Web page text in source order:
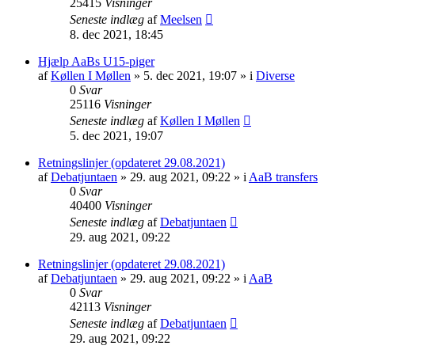
Seneste indlæg afMeelsen
8. dec 2021, 18:45
Hjælp AaBs U15-piger
afKøllen I Møllen » 5. dec 2021, 19:07 » i Diverse
0 Svar
25116 Visninger
Seneste indlæg afKøllen I Møllen
5. dec 2021, 19:07
Retningslinjer (opdateret 29.08.2021)
afDebatjuntaen » 29. aug 2021, 09:22 » i AaB transfers
0 Svar
40400 Visninger
Seneste indlæg afDebatjuntaen
29. aug 2021, 09:22
Retningslinjer (opdateret 29.08.2021)
afDebatjuntaen » 29. aug 2021, 09:22 » i AaB
0 Svar
42113 Visninger
Seneste indlæg afDebatjuntaen
29. aug 2021, 09:22